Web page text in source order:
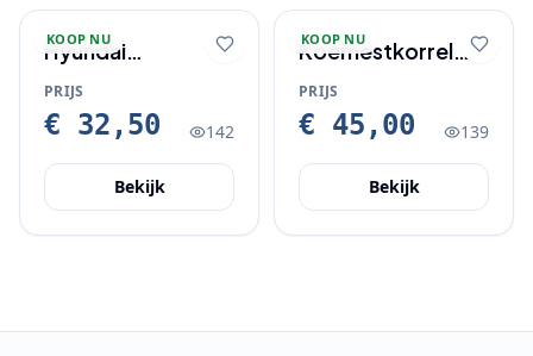
KOOP NU
Hyundai
draagbare
slanghaspel 20
PRIJS
€ 32,50 142
Bekijk
KOOP NU
Koemestkorrel
aanbieding.
PRIJS
€ 45,00 139
Bekijk